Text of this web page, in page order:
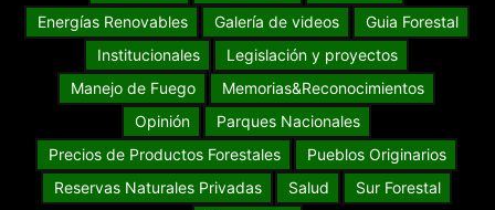
Energías Renovables
Galería de videos
Guia Forestal
Institucionales
Legislación y proyectos
Manejo de Fuego
Memorias&Reconocimientos
Opinión
Parques Nacionales
Precios de Productos Forestales
Pueblos Originarios
Reservas Naturales Privadas
Salud
Sur Forestal